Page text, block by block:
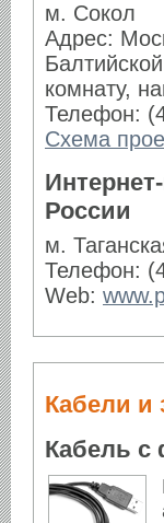
м. Сокол
Адрес:
комнату,
Телефон:
Схема
России
м.
Телефон:
Web:
Кабели и
Кабель с